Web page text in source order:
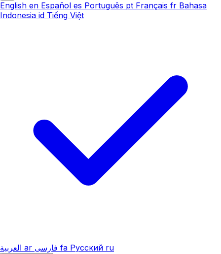
English en Español es Português pt Français fr Bahasa
Indonesia id Tiếng Việt
العربية ar فارسی fa Русский ru